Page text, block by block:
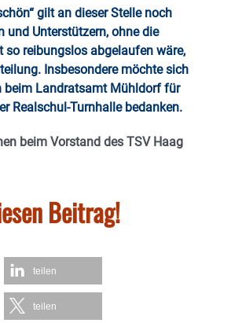
gilt an dieser Stelle noch
und Unterstützern, ohne die
so reibungslos abgelaufen wäre,
Insbesondere möchte sich
beim Landratsamt Mühldorf für
Realschul-Turnhalle bedanken.
beim Vorstand des TSV Haag
Beitrag!
teilen
teilen